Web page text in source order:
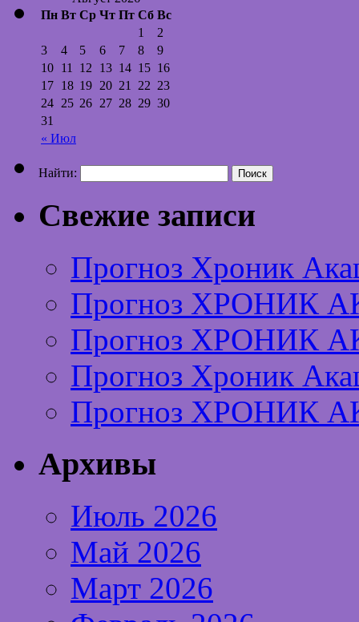
Пн Вт Ср Чт Пт Сб Вс
« Июл
1
2
3
4 5 6 7 8
9
10 11 12 13 14 15 16
17 18 19 20 21 22 23
24 25 26 27 28 29 30
31
Найти:
Свежие записи
Прогноз Хроник
Прогноз ХРОНИК
Прогноз ХРОНИК
Прогноз Хроник
Прогноз ХРОНИК
Архивы
Июль 2026
Май 2026
Март 2026